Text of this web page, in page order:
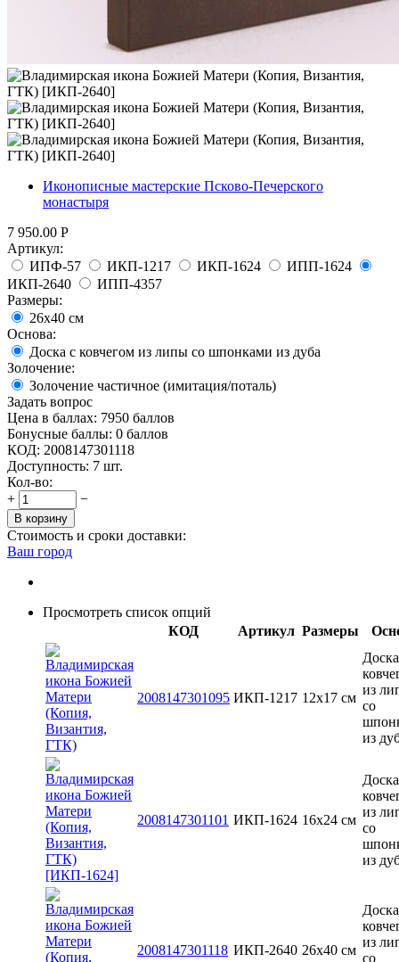
Иконописные мастерские Псково-Печерского
монастыря
7 950.00 Р
Артикул:
ИПФ-57
ИКП-1217 ИКП-1624
ИПП-1624
ИКП-2640
ИПП-4357
Размеры:
26x40 см
Основа:
Доска с ковчегом из липы со шпонками из дуба
Золочение:
Золочение частичное (имитация/поталь)
Задать вопрос
Цена в баллах: 7950 баллов
Бонусные баллы: 0 баллов
КОД: 2008147301118
Доступность: 7 шт.
Кол-во:
+
−
В корзину
Стоимость и сроки доставки:
Ваш город
Просмотреть список опций
КОД
Артикул Размеры
2008147301095 ИКП-1217 12х17 см
из
со
из
2008147301101 ИКП-1624 16x24 см
из
со
из
2008147301118 ИКП-2640 26x40 см
из
со